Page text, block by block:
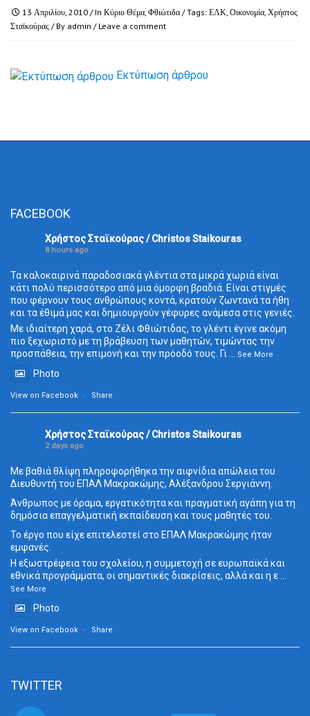
13 Απριλίου, 2010 / In Κύριο Θέμα, Φθιώτιδα / Tags: ΕΛΚ, Οικονομία, Χρήστος
Σταϊκούρας / By admin / Leave a comment
Εκτύπωση άρθρου
FACEBOOK
Χρήστος Σταϊκούρας / Christos Staikouras
8 hours ago
Τα καλοκαιρινά παραδοσιακά γλέντια στα μικρά χωριά είναι
κάτι πολύ περισσότερο από μια όμορφη βραδιά. Είναι στιγμές
που φέρνουν τους ανθρώπους κοντά, κρατούν ζωντανά τα ήθη
και τα έθιμά μας και δημιουργούν γέφυρες ανάμεσα στις γενιές.
Με ιδιαίτερη χαρά, στο Ζέλι Φθιώτιδας, το γλέντι έγινε ακόμη
πιο ξεχωριστό με τη βράβευση των μαθητών, τιμώντας την
προσπάθεια, την επιμονή και την πρόοδό τους. Γι
See More
Photo
View on Facebook · Share
Χρήστος Σταϊκούρας / Christos Staikouras
2 days ago
Με βαθιά θλίψη πληροφορήθηκα την αιφνίδια απώλεια του
Διευθυντή του ΕΠΑΛ Μακρακώμης, Αλέξανδρου Σεργιάννη.
Άνθρωπος με όραμα, εργατικότητα και πραγματική αγάπη για τη
δημόσια επαγγελματική εκπαίδευση και τους μαθητές του.
Το έργο που είχε επιτελεστεί στο ΕΠΑΛ Μακρακώμης ήταν
εμφανές.
Η εξωστρέφεια του σχολείου, η συμμετοχή σε ευρωπαϊκά και
εθνικά προγράμματα, οι σημαντικές διακρίσεις, αλλά και η ε
See More
Photo
View on Facebook · Share
TWITTER